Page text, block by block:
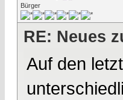
Bürger
RE: Neues
Auf den